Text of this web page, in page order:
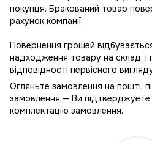
покупця. Бракований товар
рахунок компанії.
Повернення грошей
надходження товару на склад, і
відповідності первісного
Огляньте замовлення на пошті,
замовлення — Ви підтверджуете
комплектацію замовлення.